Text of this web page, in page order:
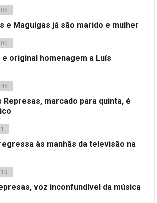
e Maguigas já são marido e mulher
original homenagem a Luís
Represas, marcado para quinta, é
às manhãs da televisão na
voz inconfundível da música